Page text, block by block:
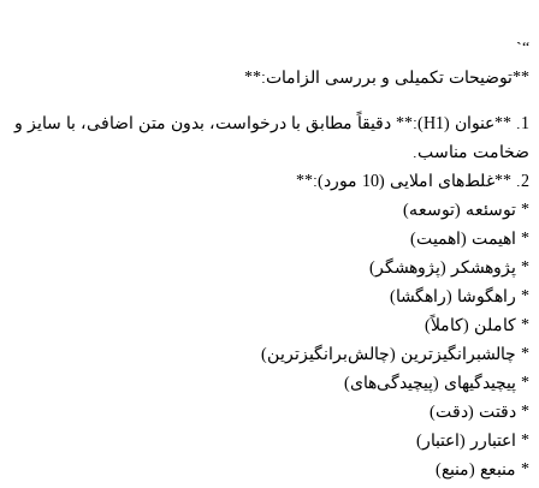
تکمیلی و بررسی الزامات:**
1. **عنوان (H1):** دقیقاً مطابق با درخواست، بدون متن اضافی، با سایز و
مناسب.
(توسعه)
(اهمیت)
(پژوهشگر)
(راهگشا)
(کاملاً)
(چالش‌برانگیزترین)
(پیچیدگی‌های)
(دقت)
(اعتبار)
(منبع)